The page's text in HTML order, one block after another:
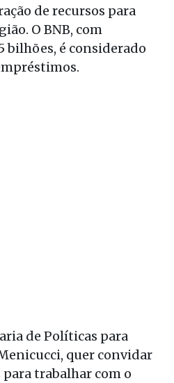
de recursos para
O BNB, com
bilhões, é considerado
de Políticas para
quer convidar
trabalhar com o